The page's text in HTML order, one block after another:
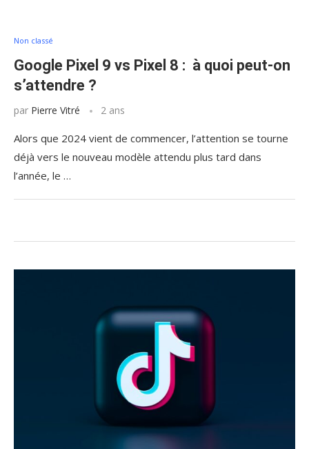
Non classé
Google Pixel 9 vs Pixel 8 : à quoi peut-on
s’attendre ?
par Pierre Vitré 2 ans
Alors que 2024 vient de commencer, l’attention se tourne
déjà vers le nouveau modèle attendu plus tard dans
l’année, le …